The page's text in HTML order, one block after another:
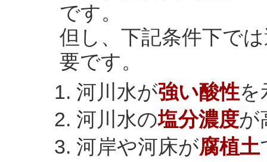
です。
但し、下記条件下で
要です。
河川水が強い酸性を
河川水の塩分濃度が
河岸や河床が腐植土